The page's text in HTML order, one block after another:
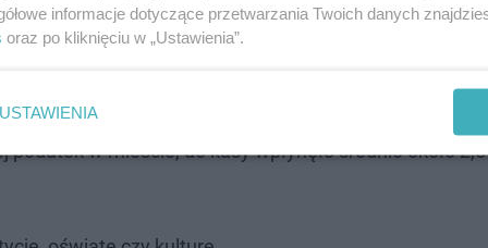
się w 2019 roku. Tegoroczna edycja była czwartą
w mieście, do kasy wpłynęło średnio około
informacje dotyczące przetwarzania Twoich danych
oraz po kliknięciu w „Ustawienia”.
USTAWIENIA